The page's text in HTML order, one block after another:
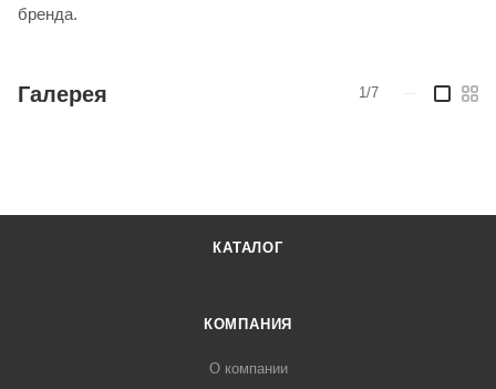
бренда.
Галерея 1/7
КАТАЛОГ
КОМПАНИЯ
О компании